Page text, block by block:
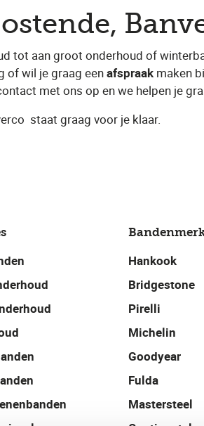
tot aan groot onderhoud of
of wil je graag een afspraak maken
met ons op en we helpen je
​ staat graag voor je klaar.
Hankook
Bridgestone
Pirelli
Michelin
Goodyear
Fulda
Mastersteel